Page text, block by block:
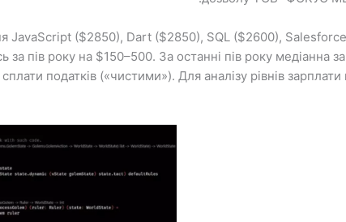
JavaScript ($2850), Dart ($2850), SQL ($2600),
пів року на $150–500. За останні пів року медіанна
податків («чистими»). Для аналізу рівнів